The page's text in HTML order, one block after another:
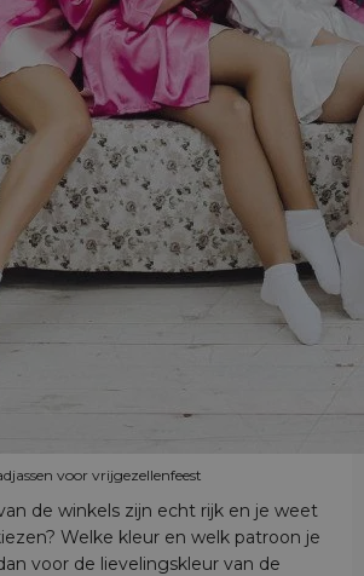
voor vrijgezellenfeest
de winkels zijn echt rijk en je weet
Welke kleur en welk patroon je
voor de lievelingskleur van de